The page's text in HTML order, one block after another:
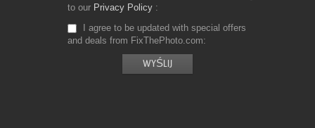
to our Privacy Policy
I agree to be updated with special offers
and deals from FixThePhoto.com